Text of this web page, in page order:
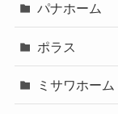
パナホーム
ポラス
ミサワホーム